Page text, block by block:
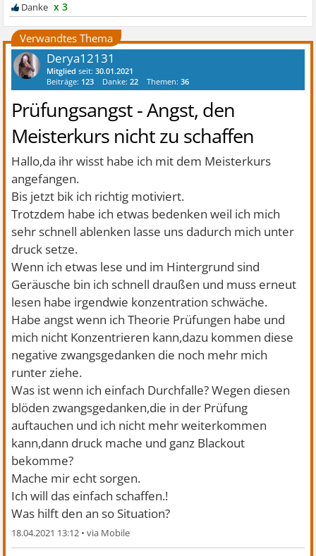
x 3
Verwandtes Thema
Derya12131
Mitglied seit:30.01.2021
Beiträge: 123 Danke:22 Themen:36
Prüfungsangst - Angst, den
Meisterkurs nicht zu schaffen
Hallo,da ihr wisst habe ich mit dem Meisterkurs
angefangen.
Bis jetzt bik ich richtig motiviert.
Trotzdem habe ich etwas bedenken weil ich mich
sehr schnell ablenken lasse uns dadurch mich unter
druck setze.
Wenn ich etwas lese und im Hintergrund sind
Geräusche bin ich schnell draußen und muss erneut
lesen habe irgendwie konzentration schwäche.
Habe angst wenn ich Theorie Prüfungen habe und
mich nicht Konzentrieren kann,dazu kommen diese
negative zwangsgedanken die noch mehr mich
runter ziehe.
Was ist wenn ich einfach Durchfalle? Wegen diesen
blöden zwangsgedanken,die in der Prüfung
auftauchen und ich nicht mehr weiterkommen
kann,dann druck mache und ganz Blackout
bekomme?
Mache mir echt sorgen.
Ich will das einfach schaffen.!
Was hilft den an so Situation?
18.04.2021 13:12 •